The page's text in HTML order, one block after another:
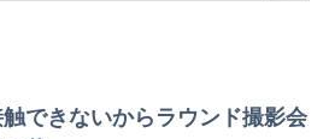
できないからラウンド撮影会